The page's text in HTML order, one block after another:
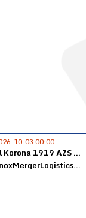
10-03 00:00
Akopol Korona 1919 AZS PK Kraków
GMMInoxMergerLogisticsPanteryŁańcut